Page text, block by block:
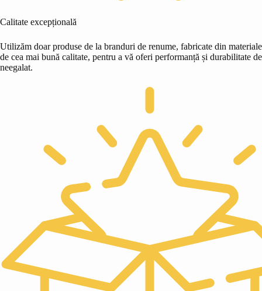
Calitate excepțională
Utilizăm doar produse de la branduri de renume, fabricate din materiale
de cea mai bună calitate, pentru a vă oferi performanță și durabilitate de
neegalat.